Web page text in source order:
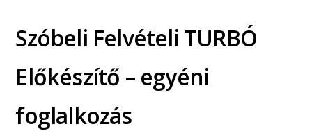
Szóbeli Felvételi TURBÓ
Előkészítő – egyéni
foglalkozás